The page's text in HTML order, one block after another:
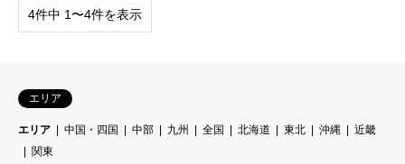
4件中 1〜4件を表示
エリア
エリア 中国・四国 中部 九州 全国 北海道 東北 沖縄
近畿
関東